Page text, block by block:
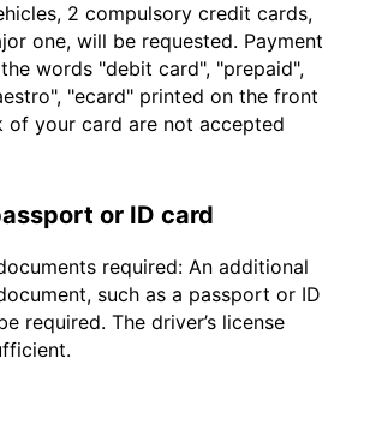
2 compulsory credit cards,
one, will be requested. Payment
words "debit card", "prepaid",
"ecard" printed on the front
of your card are not accepted
or ID card
required: An additional
such as a passport or ID
required. The driver’s license